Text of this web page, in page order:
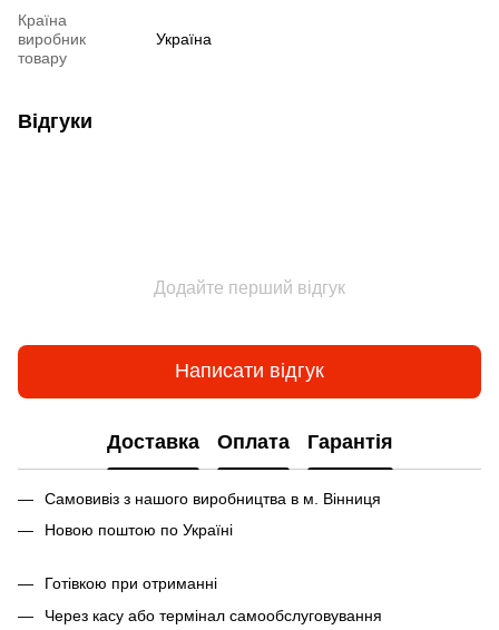
Країна
виробник
товару
Україна
Відгуки
Додайте перший відгук
Написати відгук
Доставка Оплата Гарантія
Самовивіз з нашого виробництва в м. Вінниця
Новою поштою по Україні
Готівкою при отриманні
Через касу або термінал самообслуговування